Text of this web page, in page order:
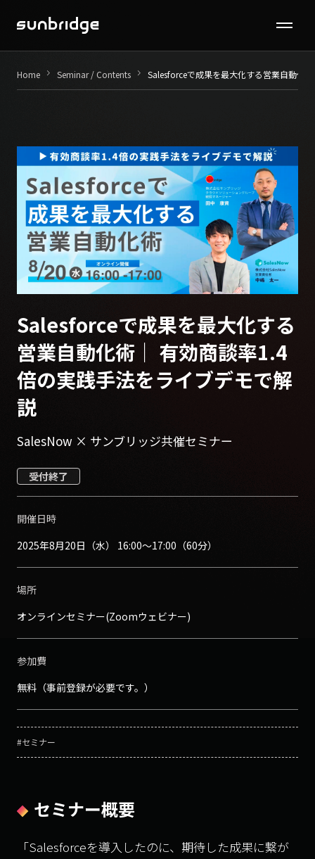
Seminar / Contents
Company
Recruit
Contact
Home keyboard_arrow_right Seminar / Contents keyboard_arrow_right Salesforceで成果を最大化する営業自動化
Salesforceで成果を最大化する
営業自動化術｜ 有効商談率1.4
倍の実践手法をライブデモで解
説
SalesNow × サンブリッジ共催セミナー
受付終了
開催日時
2025年8月20日（水） 16:00〜17:00（60分）
場所
オンラインセミナー(Zoomウェビナー)
参加費
無料（事前登録が必要です。）
#セミナー
セミナー概要
「Salesforceを導入したのに、期待した成果に繋が